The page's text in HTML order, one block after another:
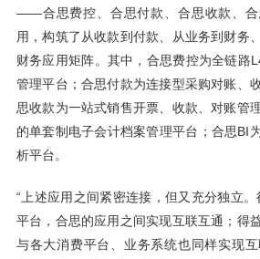
——合思费控、合思付款、合思收款、合
用，构筑了从收款到付款、从业务到财务
财务应用矩阵。其中，合思费控为全链路
管理平台；合思付款为连接型采购对账、
思收款为一站式销售开票、收款、对账管
的单套制电子会计档案管理平台；合思BI
析平台。
“上述应用之间紧密连接，但又充分独立
平台，合思的应用之间实现互联互通；得
与各大消费平台、业务系统也同样实现